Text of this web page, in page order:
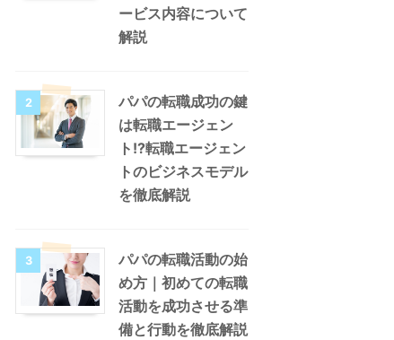
ービス内容について
解説
2
パパの転職成功の鍵
は転職エージェン
ト!?転職エージェン
トのビジネスモデル
を徹底解説
3
パパの転職活動の始
め方｜初めての転職
活動を成功させる準
備と行動を徹底解説